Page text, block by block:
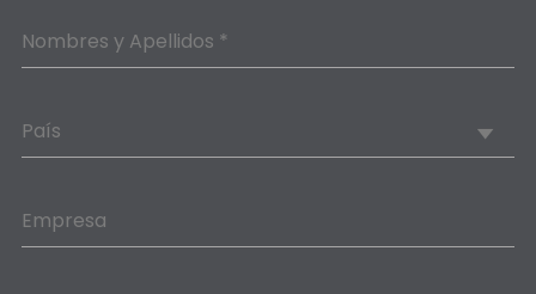
Nombres y Apellidos *
País
Empresa